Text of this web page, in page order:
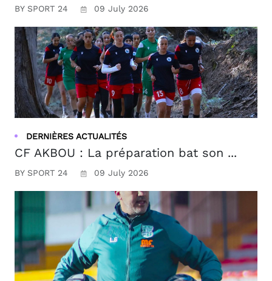
BY SPORT 24 09 July 2026
DERNIÈRES ACTUALITÉS
CF AKBOU : La préparation bat son ...
BY SPORT 24 09 July 2026